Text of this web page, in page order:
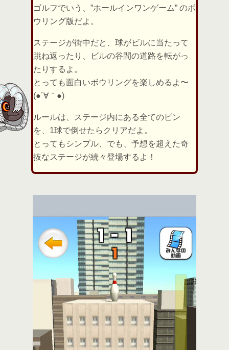
ゴルフでいう、”ホールインワンゲーム” のボ
ウリング版だよ。
ステージが街中だと、球がビルに当たって
跳ね返ったり、ビルの谷間の道路を転がっ
たりするよ。
とっても面白いボウリングを楽しめるよ〜
(●´∀｀●)
ルールは、ステージ内にある全てのピン
を、1球で倒せたらクリアだよ。
とってもシンプル、でも、予想を超えた奇
抜なステージが続々登場するよ！